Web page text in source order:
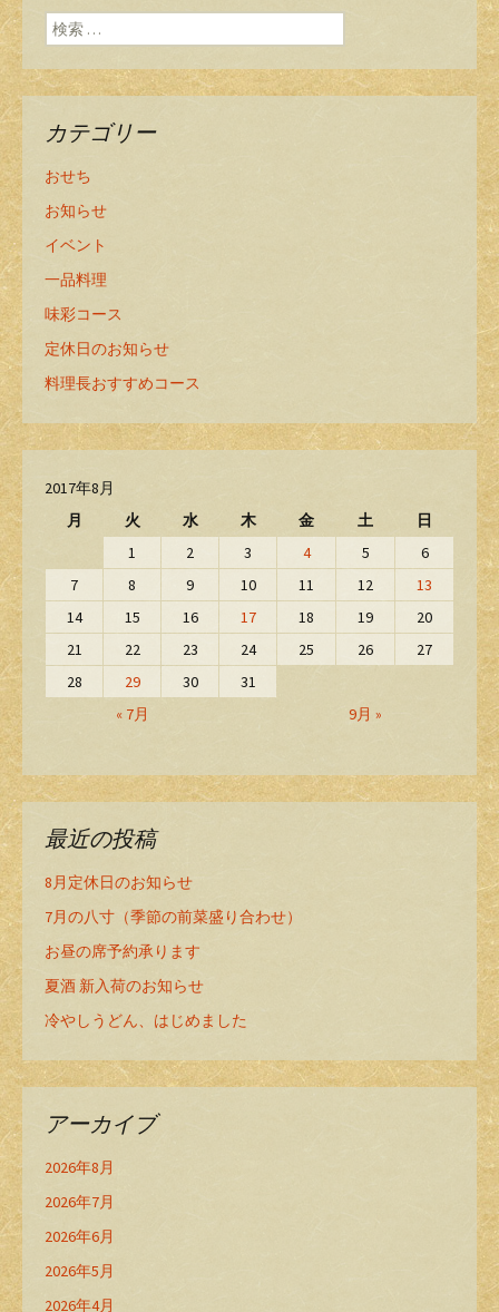
ン
検索:
カテゴリー
おせち
お知らせ
イベント
一品料理
味彩コース
定休日のお知らせ
料理長おすすめコース
2017年8月
月
火 水 木 金 土 日
« 7月 9月 »
1 2 3 4 5
6
7
8 9 10 11 12
13
14
15 16 17 18 19
20
21
22 23 24 25 26
27
28
29 30 31
最近の投稿
8月定休日のお知らせ
7月の八寸（季節の前菜盛り合わせ）
お昼の席予約承ります
夏酒 新入荷のお知らせ
冷やしうどん、はじめました
アーカイブ
2026年8月
2026年7月
2026年6月
2026年5月
2026年4月